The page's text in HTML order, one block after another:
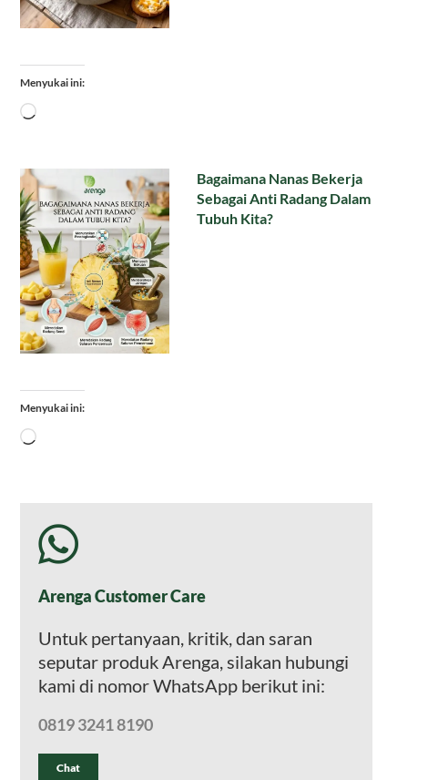
Menyukai ini:
Memuat...
Bagaimana Nanas Bekerja
Sebagai Anti Radang Dalam
Tubuh Kita?
Menyukai ini:
Memuat...
Arenga Customer Care
Untuk pertanyaan, kritik, dan saran
seputar produk Arenga, silakan hubungi
kami di nomor WhatsApp berikut ini:
0819 3241 8190
Chat